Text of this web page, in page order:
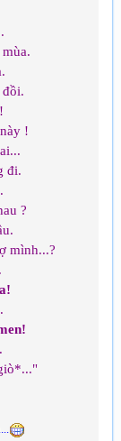
đồi.
!
đi.
?
mình...?